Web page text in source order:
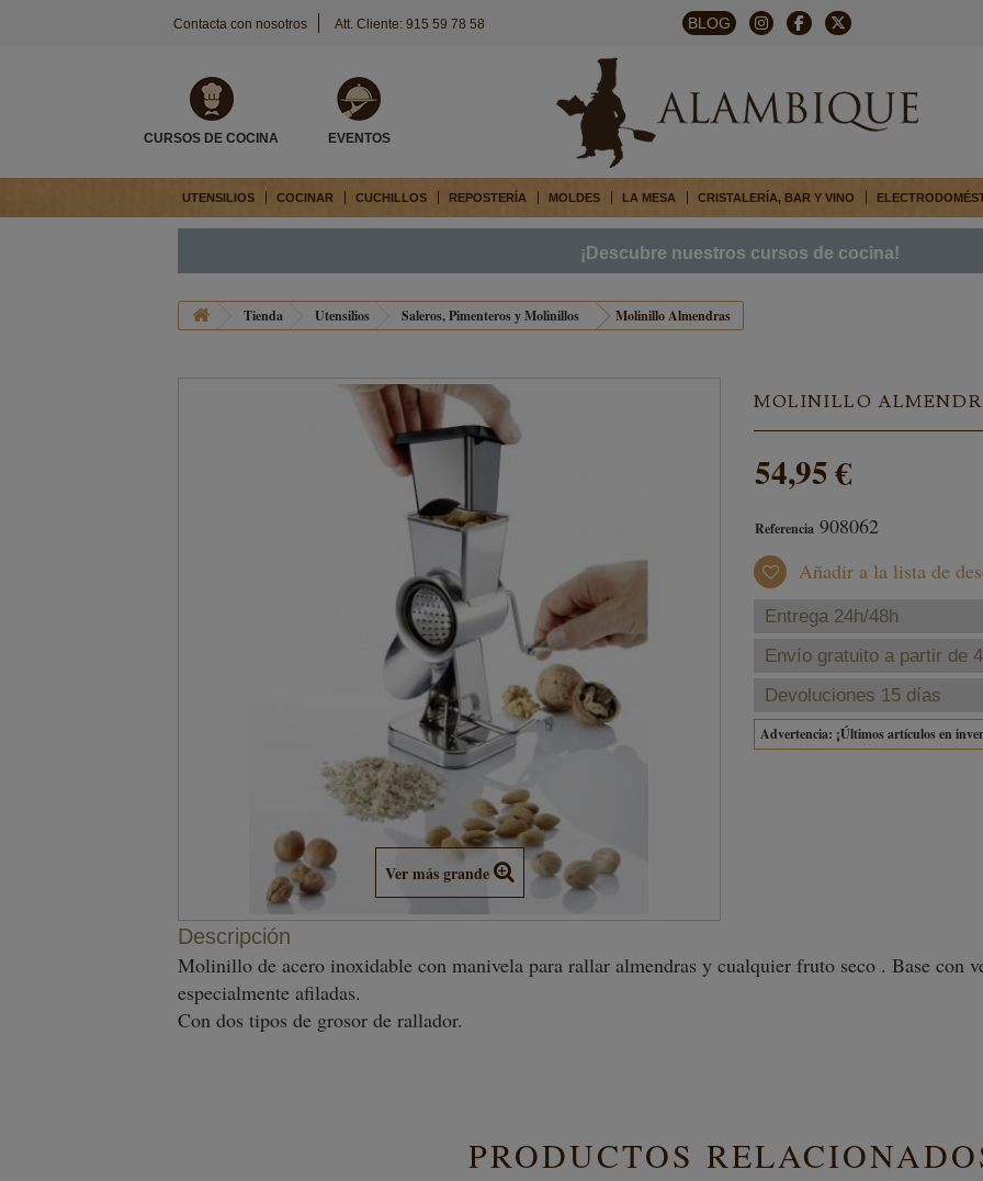
Contacta con nosotros Att. Cliente: 915 59 78 58 BLOG
CURSOS DE COCINA EVENTOS
UTENSILIOS COCINAR CUCHILLOS REPOSTERÍA MOLDES LA MESA CRISTALERÍA, BAR Y VINO
¡Descubre nuestros cursos de cocina!
Tienda Utensilios Saleros, Pimenteros y Molinillos Molinillo Almendras
Ver más grande
MOLINILLO
54,95 €
Referencia 908062
Añadir a la lista de
Entrega 24h/48h
Envío gratuito a partir de
Devoluciones 15 días
Advertencia: ¡Últimos artículos en
Descripción
Molinillo de acero inoxidable con manivela para rallar almendras y cualquier fruto seco . Base con
especialmente afiladas.
Con dos tipos de grosor de rallador.
PRODUCTOS